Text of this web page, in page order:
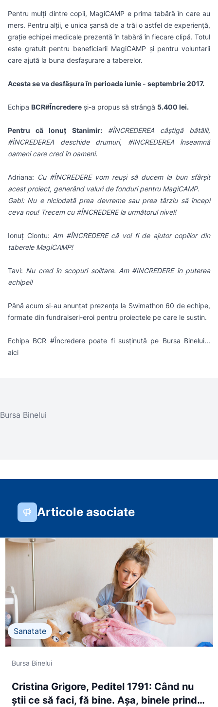
Pentru mulți dintre copii, MagiCAMP e prima tabără în care au
mers. Pentru alții, e unica șansă de a trăi o astfel de experiență,
grație echipei medicale prezentă în tabără în fiecare clipă. Totul
este gratuit pentru beneficiarii MagiCAMP și pentru voluntarii
care ajută la buna desfașurare a taberelor.
Acesta se va desfășura în perioada iunie - septembrie 2017.
Echipa BCR#Încredere și-a propus să strângă 5.400 lei.
Pentru că Ionuț Stanimir:
#ÎNCREDEREA câștigă bătălii,
#ÎNCREDEREA deschide drumuri, #INCREDEREA înseamnă
oameni care cred în oameni.
Adriana: Cu #ÎNCREDERE vom reuși să ducem la bun sfârșit
acest proiect, generând valuri de fonduri pentru MagiCAMP.
Gabi: Nu e niciodată prea devreme sau prea târziu să începi
ceva nou! Trecem cu #ÎNCREDERE la următorul nivel!
Ionuț Ciontu: Am #ÎNCREDERE că voi fi de ajutor copiilor din
taberele MagiCAMP!
Tavi: Nu cred în scopuri solitare. Am #INCREDERE în puterea
echipei!
Până acum si-au anunțat prezența la Swimathon 60 de echipe,
formate din fundraiseri-eroi pentru proiectele pe care le sustin.
Echipa BCR #Încredere poate fi susținută pe Bursa Binelui...
aici
Bursa Binelui
Articole asociate
Sanatate
Bursa Binelui
Cristina Grigore, Peditel 1791: Când nu
ştii ce să faci, fă bine. Aşa, binele prinde